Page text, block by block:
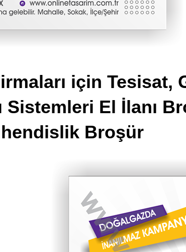
için Tesisat,
Sistemleri El İlanı
Broşür